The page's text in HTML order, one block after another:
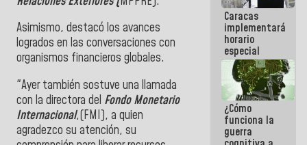
Asimismo, destacó los avances
logrados en las conversaciones con
organismos financieros globales.
"Ayer también sostuve una llamada
con la directora del Fondo Monetario
Internacional,(FMI), a quien
agradezco su atención, su
en el
Aeropuerto
Internacional
de
Maiquetía
Caracas
implementará
horario
especial
para
adaptarse
al plan de
ahorro
energético
¿Cómo
funciona la
guerra